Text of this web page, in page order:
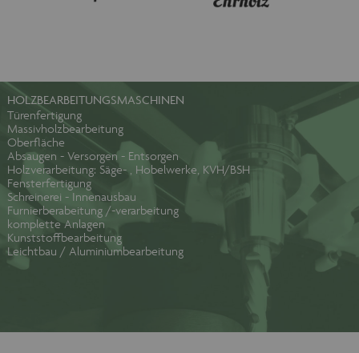
HOLZBEARBEITUNGSMASCHINEN
Türenfertigung
Massivholzbearbeitung
Oberfläche
Absaugen - Versorgen - Entsorgen
Holzverarbeitung: Säge- , Hobelwerke, KVH/BSH
Fensterfertigung
Schreinerei - Innenausbau
Furnierberabeitung /-verarbeitung
komplette Anlagen
Kunststoffbearbeitung
Leichtbau / Aluminiumbearbeitung